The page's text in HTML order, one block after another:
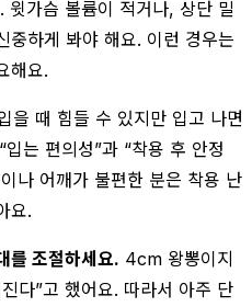
윗가슴 볼륨이 적거나, 상단 밀
중하게 봐야 해요. 이런 경우는
해요.
을 때 힘들 수 있지만 입고 나면
는 편의성”과 “착용 후 안정
나 어깨가 불편한 분은 착용 난
요.
를 조절하세요. 4cm 왕뽕이지
다”고 했어요. 따라서 아주 단